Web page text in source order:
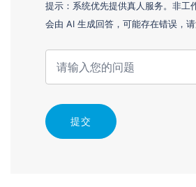
提示：系统优先提供真人服务。非工
会由 AI 生成回答，可能存在错误，请
提交